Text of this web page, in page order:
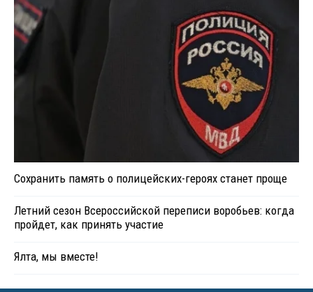
Сохранить память о полицейских-героях станет проще
Летний сезон Всероссийской переписи воробьев: когда
пройдет, как принять участие
Ялта, мы вместе!